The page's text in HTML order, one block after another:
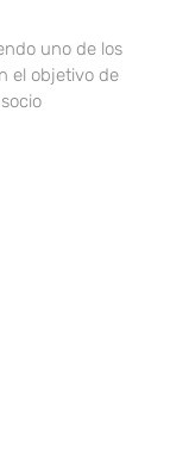
uno de los
el objetivo de